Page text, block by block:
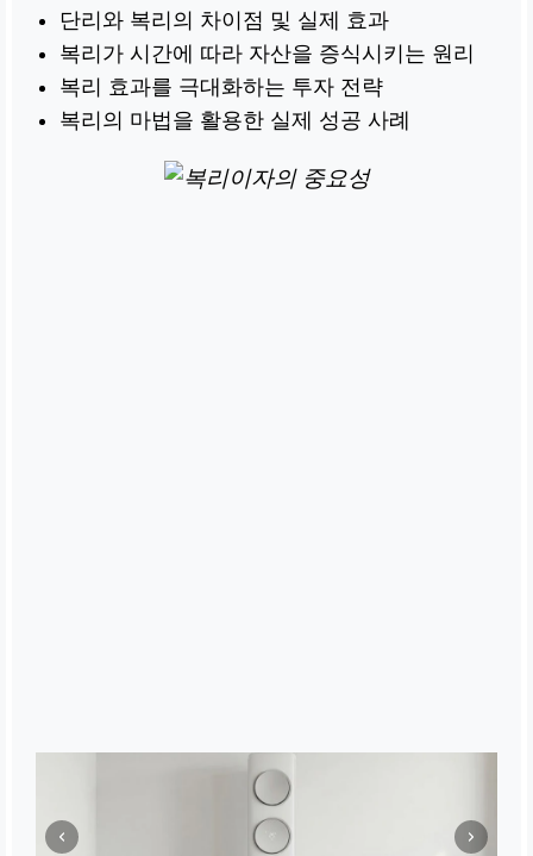
단리와 복리의 차이점 및 실제 효과
복리가 시간에 따라 자산을 증식시키는 원리
복리 효과를 극대화하는 투자 전략
복리의 마법을 활용한 실제 성공 사례